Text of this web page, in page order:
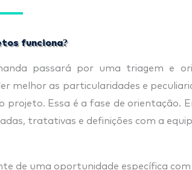
funciona?
passará por uma triagem e
melhor as particularidades e
Essa é a fase de orientação.
tratativas e definições com a
de uma oportunidade específica